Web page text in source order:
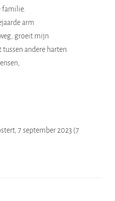
familie.
arm
groeit mijn
andere harten.
7 september 2023 (7